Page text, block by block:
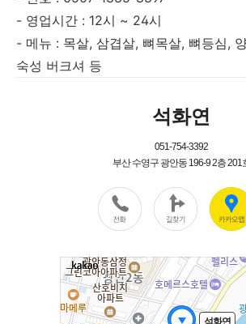
- 영업시간 : 12시 ~ 24시
- 메뉴 : 목살, 삼겹살, 뼈목살, 뼈등심,
숙성 버크셔 등